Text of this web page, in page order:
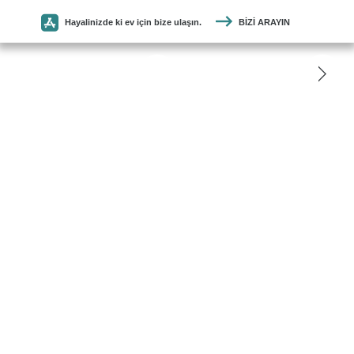
Hayalinizde ki ev için bize ulaşın. BIZI ARAYIN